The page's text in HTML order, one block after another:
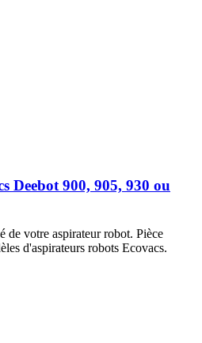
Deebot 900, 905, 930 ou
de votre aspirateur robot. Pièce
d'aspirateurs robots Ecovacs.